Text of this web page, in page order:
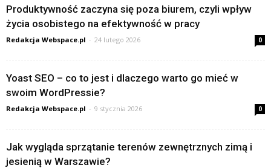
Produktywność zaczyna się poza biurem, czyli wpływ
życia osobistego na efektywność w pracy
Redakcja Webspace.pl - 24 lutego 2026 0
Yoast SEO – co to jest i dlaczego warto go mieć w
swoim WordPressie?
Redakcja Webspace.pl - 9 stycznia 2026 0
Jak wygląda sprzątanie terenów zewnętrznych zimą i
jesienią w Warszawie?